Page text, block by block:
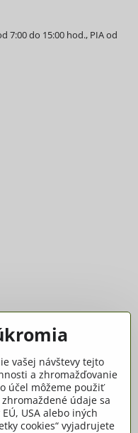
7:00 do 15:00 hod., PIA od
vašej návštevy tejto
a zhromažďovanie
účel môžeme použiť
údaje sa
USA alebo iných
cookies“ vyjadrujete